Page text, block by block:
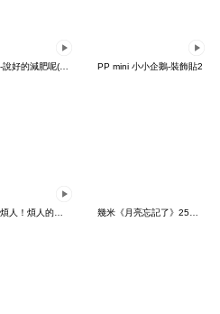
法鬥皮古-說好的減肥呢(第15彈) PP mini 小小企鵝-裝飾貼2
幾米《月亮忘記了》25周年 x 晴天P莉